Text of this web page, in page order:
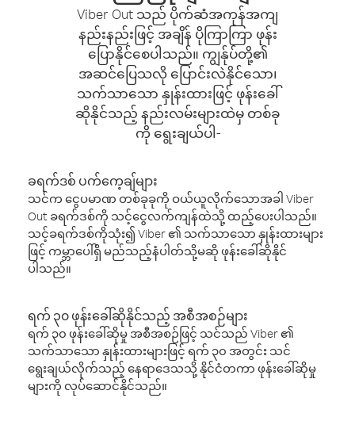
Viber Out သည် ပိုက်ဆံအကုန်အကျ
နည်းနည်းဖြင့် အချိန် ပိုကြာကြာ ဖုန်း
ပြောနိုင်စေပါသည်။ ကျွန်ုပ်တို့၏
အဆင်ပြေသလို ပြောင်းလဲနိုင်သော၊
သက်သာသော နှုန်းထားဖြင့် ဖုန်းခေါ်
ဆိုနိုင်သည့် နည်းလမ်းများထဲမှ တစ်ခု
ကို ရွေးချယ်ပါ-
ခရက်ဒစ် ပက်ကေ့ချ်များ
သင်က ငွေပမာဏ တစ်ခုခုကို ဝယ်ယူလိုက်သောအခါ Viber
Out ခရက်ဒစ်ကို သင့်ငွေလက်ကျန်ထဲသို့ ထည့်ပေးပါသည်။
သင့်ခရက်ဒစ်ကိုသုံး၍ Viber ၏ သက်သာသော နှုန်းထားများ
ဖြင့် ကမ္ဘာပေါ်ရှိ မည်သည့်နံပါတ်သို့မဆို ဖုန်းခေါ်ဆိုနိုင်
ပါသည်။
ရက် ၃၀ ဖုန်းခေါ်ဆိုနိုင်သည့် အစီအစဉ်များ
ရက် ၃၀ ဖုန်းခေါ်ဆိုမှု အစီအစဉ်ဖြင့် သင်သည် Viber ၏
သက်သာသော နှုန်းထားများဖြင့် ရက် ၃၀ အတွင်း သင်
ရွေးချယ်လိုက်သည့် နေရာဒေသသို့ နိုင်ငံတကာ ဖုန်းခေါ်ဆိုမှု
များကို လုပ်ဆောင်နိုင်သည်။